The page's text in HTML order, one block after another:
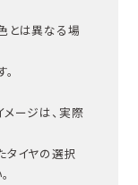
とは異なる場
ージは、実際
イヤの選択